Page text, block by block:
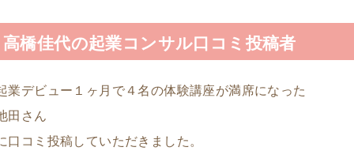
高橋佳代の起業コンサル口コミ投稿者
業デビュー１ヶ月で４名の体験講座が満席になった
田さん
口コミ投稿していただきました。